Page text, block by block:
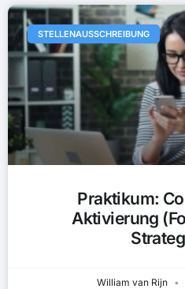
STELLENAUSSCHREIBUNG
Praktikum:
Aktivierung
William van Rijn